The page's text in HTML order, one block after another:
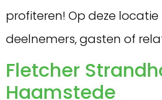
profiteren! Op deze locatie
deelnemers, gasten of
Fletcher
Haamstede